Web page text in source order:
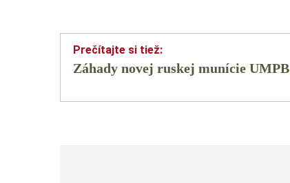
Záhady novej ruskej munície UMPB